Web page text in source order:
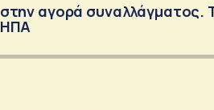
αγορά συναλλάγματος.
ΗΠΑ